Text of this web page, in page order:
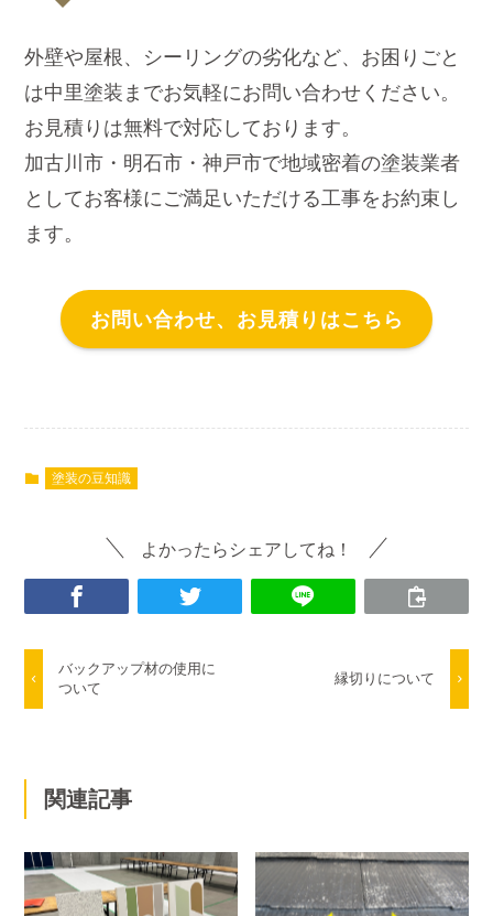
外壁や屋根、シーリングの劣化など、お困りごと
は中里塗装までお気軽にお問い合わせください。
お見積りは無料で対応しております。
加古川市・明石市・神戸市で地域密着の塗装業者
としてお客様にご満足いただける工事をお約束し
ます。
お問い合わせ、お見積りはこちら
塗装の豆知識
よかったらシェアしてね！
バックアップ材の使用に
ついて
縁切りについて
関連記事